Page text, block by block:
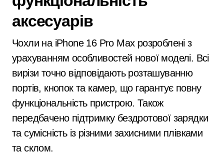
аксесуарів
Чохли на iPhone 16 Pro Max розроблені з
урахуванням особливостей нової моделі. Всі
вирізи точно відповідають розташуванню
портів, кнопок та камер, що гарантує повну
функціональність пристрою. Також
передбачено підтримку бездротової зарядки
та сумісність із різними захисними плівками
та склом.